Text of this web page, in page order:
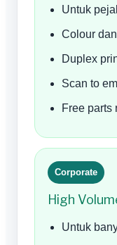
Untuk
Colour
Duplex
Scan to
Free parts
Corporate
High
Untuk